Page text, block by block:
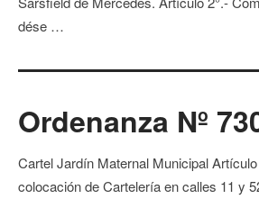
dése …
Ordenanza Nº
Cartel Jardín Maternal Municipal
colocación de Cartelería en calles 11 y